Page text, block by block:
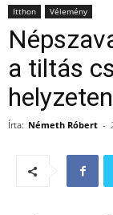
Itthon Vélemény
a tiltás
helyzeten
Írta: Németh Róbert -